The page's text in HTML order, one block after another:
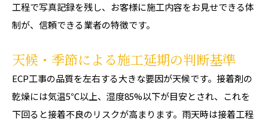
工程で写真記録を残し、お客様に施工内容をお見せできる体
制が、信頼できる業者の特徴です。
天候・季節による施工延期の判断基準
ECP工事の品質を左右する大きな要因が天候です。接着剤の
乾燥には気温5℃以上、湿度85%以下が目安とされ、これを
下回ると接着不良のリスクが高まります。雨天時は接着工程